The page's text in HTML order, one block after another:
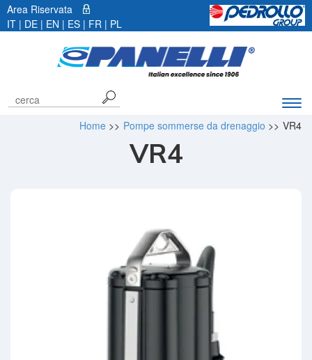
Area Riservata
IT | DE | EN | ES | FR | PL
di
VR4
Pompe sommerse da drenaggio >>
Home >>
VR4